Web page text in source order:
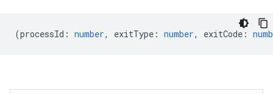
(processId : number, exitType : number, exitCode :